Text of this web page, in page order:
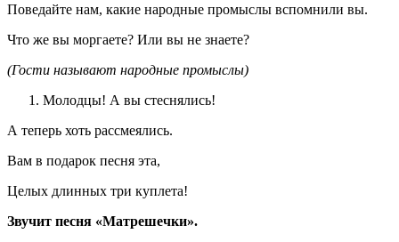
Поведайте нам, какие народные промыслы вспомнили вы.
Что же вы моргаете? Или вы не знаете?
(Гости называют народные промыслы)
Молодцы! А вы стеснялись!
А теперь хоть рассмеялись.
Вам в подарок песня эта,
Целых длинных три куплета!
Звучит песня «Матрешечки».